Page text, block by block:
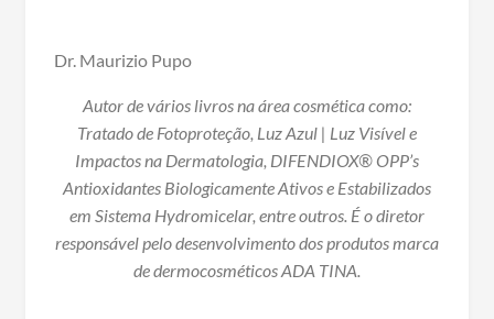
Dr. Maurizio Pupo
Autor de vários livros na área cosmética como:
Tratado de Fotoproteção, Luz Azul | Luz Visível e
Impactos na Dermatologia, DIFENDIOX® OPP’s
Antioxidantes Biologicamente Ativos e Estabilizados
em Sistema Hydromicelar, entre outros. É o diretor
responsável pelo desenvolvimento dos produtos marca
de dermocosméticos ADA TINA.